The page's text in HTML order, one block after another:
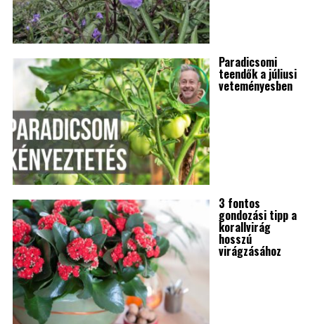
Paradicsomi
teendők a júliusi
veteményesben
3 fontos
gondozási tipp a
korallvirág
hosszú
virágzásához